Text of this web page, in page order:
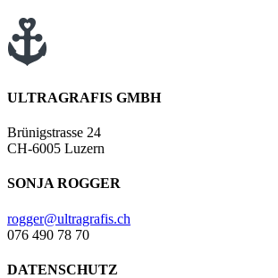
ULTRAGRAFIS GMBH
Brünigstrasse 24
CH-6005 Luzern
SONJA ROGGER
rogger@ultragrafis.ch
076 490 78 70
DATENSCHUTZ